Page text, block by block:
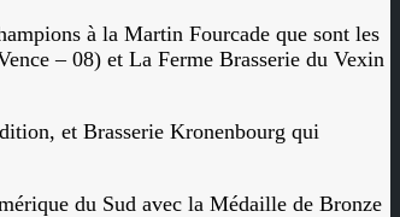
à la Martin Fourcade que sont les
– 08) et La Ferme Brasserie du Vexin
et Brasserie Kronenbourg qui
du Sud avec la Médaille de Bronze